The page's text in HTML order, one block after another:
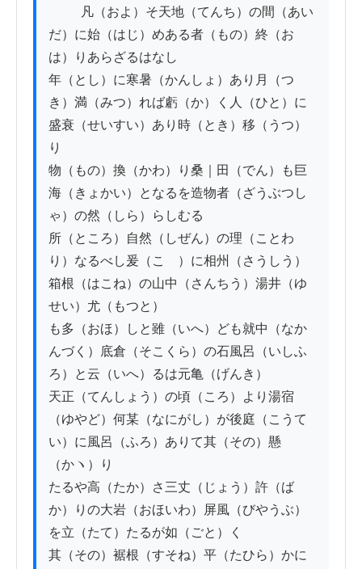
だ）に始（はじ）めある者（もの）終（お
は）りあらざるはなし
年（とし）に寒暑（かんしょ）あり月（つ
き）満（みつ）れば虧（か）く人（ひと）に
盛衰（せいすい）あり時（とき）移（うつ）
り
物（もの）換（かわ）り桑｜田（でん）も巨
海（きょかい）となるを造物者（ざうぶつし
ゃ）の然（しら）らしむる
所（ところ）自然（しぜん）の理（ことわ
り）なるべし爰（こゝ）に相州（さうしう）
箱根（はこね）の山中（さんちう）湯井（ゆ
せい）尤（もつと）
も多（おほ）しと雖（いへ）ども就中（なか
んづく）底倉（そこくら）の石風呂（いしふ
ろ）と云（いへ）るは元亀（げんき）
天正（てんしょう）の頃（ころ）より湯宿
（ゆやど）何某（なにがし）が後庭（こうて
い）に風呂（ふろ）ありて其（その）懸
（かヽ）り
たるや高（たか）さ三丈（じょう）許（ば
か）りの大岩（おほいわ）屏風（びやうぶ）
を立（たて）たるが如（ごと）く
其（その）裾根（すそね）平（たひら）かに